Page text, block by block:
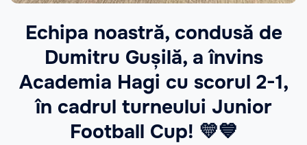
Echipa noastră, condusă de
Dumitru Gușilă, a învins
Academia Hagi cu scorul 2-1,
în cadrul turneului Junior
Football Cup! 💛💙